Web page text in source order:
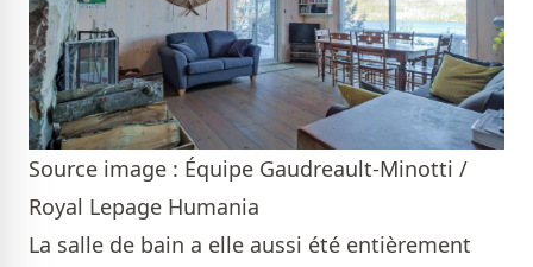
Source image : Équipe Gaudreault-Minotti /
Royal Lepage Humania
La salle de bain a elle aussi été entièrement